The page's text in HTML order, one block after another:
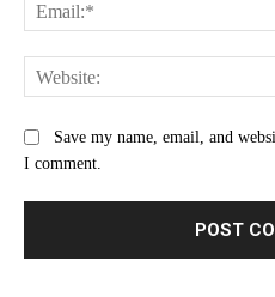
Save my name, email, and
I comment.